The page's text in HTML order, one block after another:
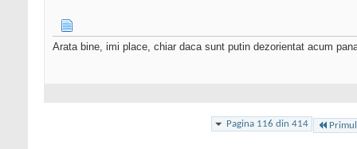
Arata bine, imi place, chiar daca sunt putin dezorientat acum
Pagina 116 din 414 Primul